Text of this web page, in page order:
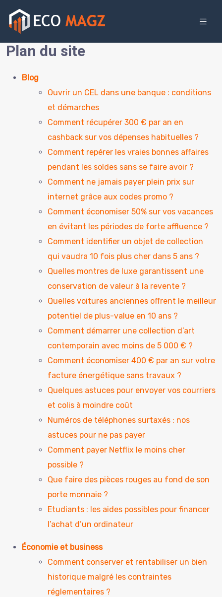
Plan du site
Blog
Ouvrir un CEL dans une banque : conditions
et démarches
Comment récupérer 300 € par an en
cashback sur vos dépenses habituelles ?
Comment repérer les vraies bonnes affaires
pendant les soldes sans se faire avoir ?
Comment ne jamais payer plein prix sur
internet grâce aux codes promo ?
Comment économiser 50% sur vos vacances
en évitant les périodes de forte affluence ?
Comment identifier un objet de collection
qui vaudra 10 fois plus cher dans 5 ans ?
Quelles montres de luxe garantissent une
conservation de valeur à la revente ?
Quelles voitures anciennes offrent le meilleur
potentiel de plus-value en 10 ans ?
Comment démarrer une collection d’art
contemporain avec moins de 5 000 € ?
Comment économiser 400 € par an sur votre
facture énergétique sans travaux ?
Quelques astuces pour envoyer vos courriers
et colis à moindre coût
Numéros de téléphones surtaxés : nos
astuces pour ne pas payer
Comment payer Netflix le moins cher
possible ?
Que faire des pièces rouges au fond de son
porte monnaie ?
Etudiants : les aides possibles pour financer
l’achat d’un ordinateur
Économie et business
Comment conserver et rentabiliser un bien
historique malgré les contraintes
réglementaires ?